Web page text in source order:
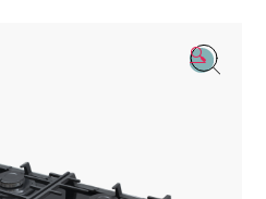
🔍